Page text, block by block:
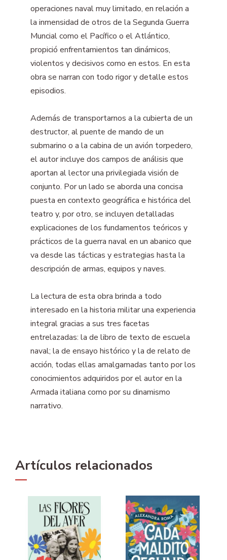
operaciones naval muy limitado, en relación a
la inmensidad de otros de la Segunda Guerra
Muncial como el Pacífico o el Atlántico,
propició enfrentamientos tan dinámicos,
violentos y decisivos como en estos. En esta
obra se narran con todo rigor y detalle estos
episodios.
Además de transportarnos a la cubierta de un
destructor, al puente de mando de un
submarino o a la cabina de un avión torpedero,
el autor incluye dos campos de análisis que
aportan al lector una privilegiada visión de
conjunto. Por un lado se aborda una concisa
puesta en contexto geográfica e histórica del
teatro y, por otro, se incluyen detalladas
explicaciones de los fundamentos teóricos y
prácticos de la guerra naval en un abanico que
va desde las tácticas y estrategias hasta la
descripción de armas, equipos y naves.
La lectura de esta obra brinda a todo
interesado en la historia militar una experiencia
integral gracias a sus tres facetas
entrelazadas: la de libro de texto de escuela
naval; la de ensayo histórico y la de relato de
acción, todas ellas amalgamadas tanto por los
conocimientos adquiridos por el autor en la
Armada italiana como por su dinamismo
narrativo.
Artículos relacionados